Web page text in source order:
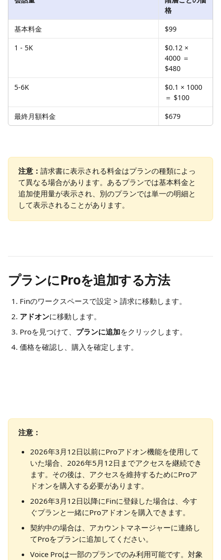
格
基本料金
$99
1 - 5K
$0.12 ×
4000 ＝
$480
5-6K
$0.1 × 1000
＝ $100
最終月額料金
$679
注意： 請求書に表示される料金はプランの種類によっ
て異なる場合があります。あるプランでは基本料金と
追加使用量が表示され、別のプランでは単一の明細と
して表示されることがあります。
プランにProを追加する方法
Finのワークスペースで設定 > 請求に移動します。
アドオンに移動します。
Proを見つけて、 プランに追加をクリックします。
価格を確認し、購入を確定します。
注意：
2026年3月12日以前にProアドオン機能を使用して
いた場合、2026年5月12日までアクセスを継続でき
ます。その後は、アクセスを維持するためにProア
ドオンを購入する必要があります。
2026年3月12日以降にFinに登録した場合は、今す
ぐプランと一緒にProアドオンを購入できます。
契約中の場合は、アカウントマネージャーに連絡し
てProをプランに追加してください。
Voice Proは一部のプランでのみ利用可能です。対象